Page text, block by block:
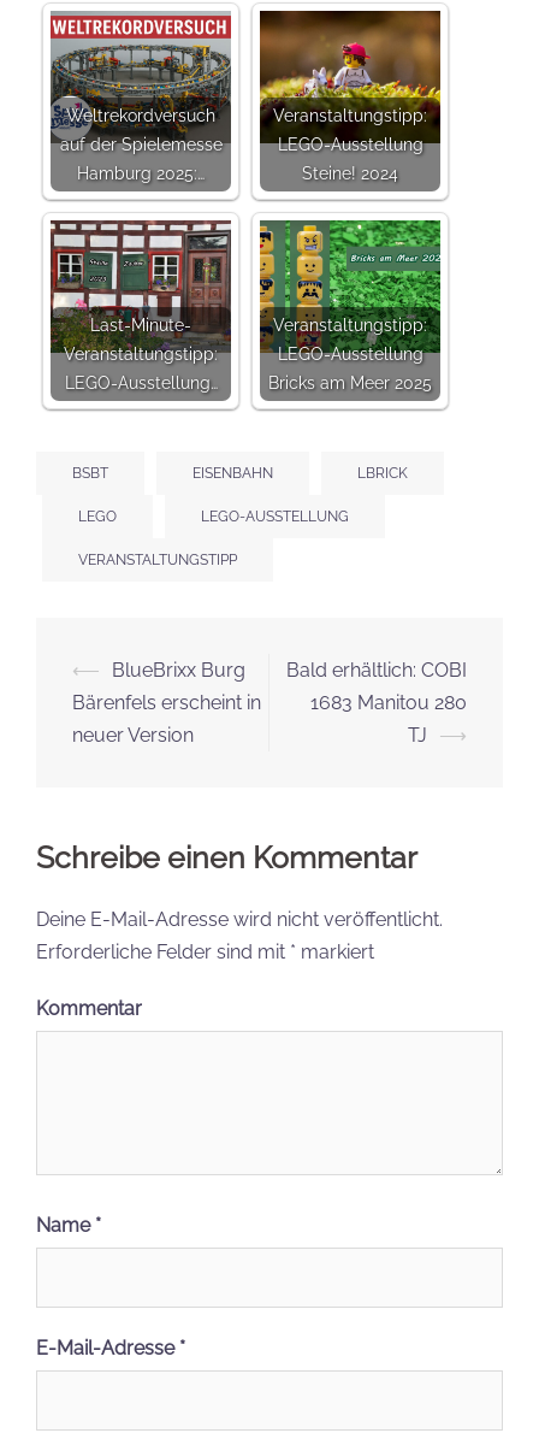
Weltrekordversuch
auf der Spielemesse
Hamburg 2025:…
Veranstaltungstipp:
LEGO-Ausstellung
Steine! 2024
Last-Minute-
Veranstaltungstipp:
LEGO-Ausstellung…
Veranstaltungstipp:
LEGO-Ausstellung
Bricks am Meer 2025
BSBT EISENBAHN LBRICK
LEGO LEGO-AUSSTELLUNG
VERANSTALTUNGSTIPP
Beitrags-
Navigation
⟵
BlueBrixx Burg
Bärenfels erscheint in
neuer Version
Bald erhältlich: COBI
1683 Manitou 280
TJ
⟶
Schreibe einen Kommentar
Deine E-Mail-Adresse wird nicht veröffentlicht.
Erforderliche Felder sind mit * markiert
Kommentar
Name *
E-Mail-Adresse *